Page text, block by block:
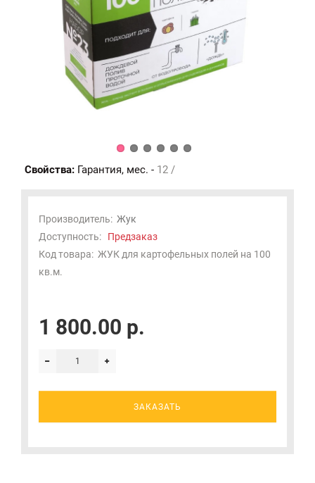
Свойства: Гарантия, мес. - 12 /
Производитель: Жук
Доступность: Предзаказ
Код товара: ЖУК для картофельных полей на 100
кв.м.
1 800.00 р.
ЗАКАЗАТЬ